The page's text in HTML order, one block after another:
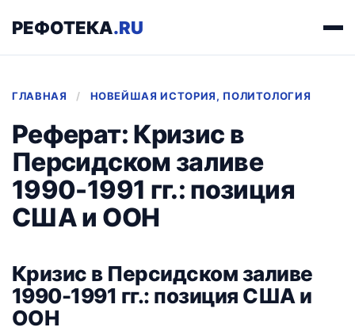
РЕФОТЕКА.RU
ГЛАВНАЯ / НОВЕЙШАЯ ИСТОРИЯ, ПОЛИТОЛОГИЯ
Реферат: Кризис в
Персидском заливе
1990-1991 гг.: позиция
США и ООН
Кризис в Персидском заливе
1990-1991 гг.: позиция США и
ООН